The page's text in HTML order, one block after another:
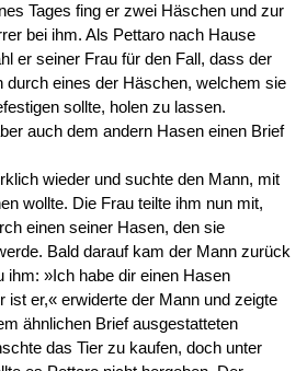
Tages fing er zwei Häschen und zur
bei ihm. Als Pettaro nach Hause
er seiner Frau für den Fall, dass der
durch eines der Häschen, welchem sie
sollte, holen zu lassen.
auch dem andern Hasen einen Brief
wieder und suchte den Mann, mit
wollte. Die Frau teilte ihm nun mit,
einen seiner Hasen, den sie
Bald darauf kam der Mann zurück
ihm: »Ich habe dir einen Hasen
ist er,« erwiderte der Mann und zeigte
ähnlichen Brief ausgestatteten
das Tier zu kaufen, doch unter